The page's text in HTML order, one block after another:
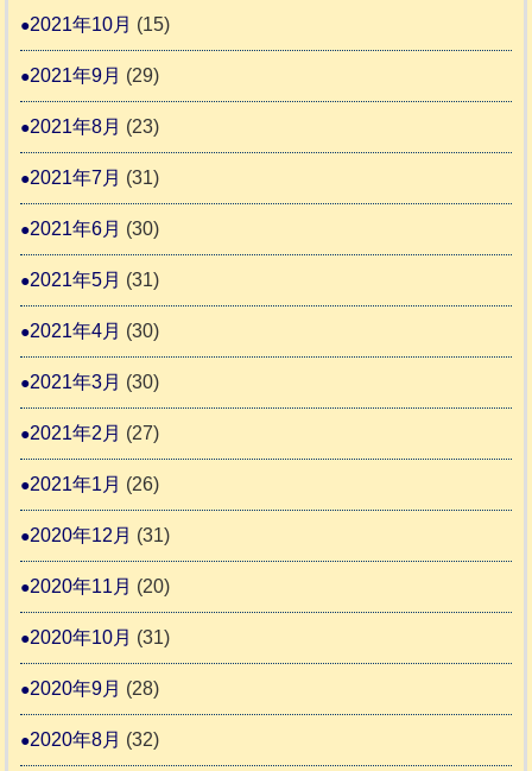
2021年10月 (15)
2021年9月 (29)
2021年8月 (23)
2021年7月 (31)
2021年6月 (30)
2021年5月 (31)
2021年4月 (30)
2021年3月 (30)
2021年2月 (27)
2021年1月 (26)
2020年12月 (31)
2020年11月 (20)
2020年10月 (31)
2020年9月 (28)
2020年8月 (32)